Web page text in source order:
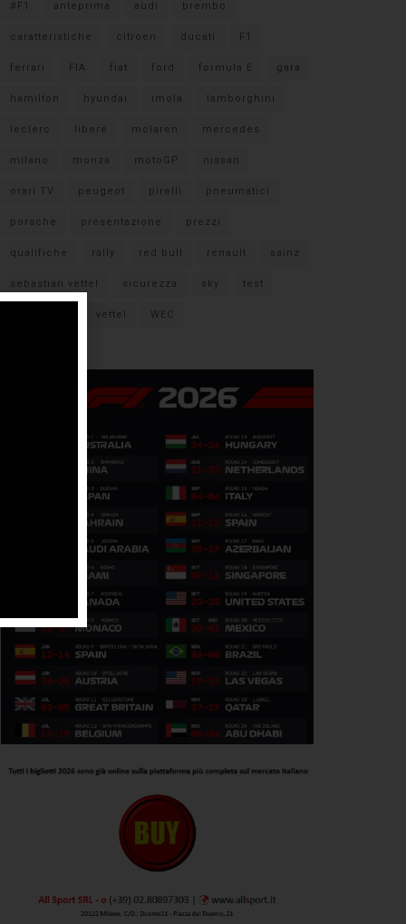
#F1 anteprima audi brembo
caratteristiche citroen ducati F1
ferrari FIA fiat ford formula E gara
hamilton hyundai imola lamborghini
leclerc libere mclaren mercedes
milano monza motoGP nissan
orari TV peugeot pirelli pneumatici
porsche presentazione prezzi
qualifiche rally red bull renault sainz
sebastian vettel sicurezza sky test
vettel WEC